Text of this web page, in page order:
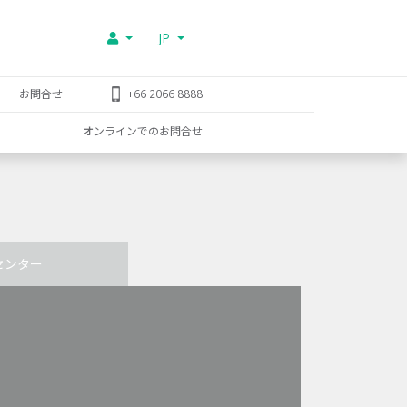
JP
お問合せ +66 2066 8888
オンラインでのお問合せ
ンター